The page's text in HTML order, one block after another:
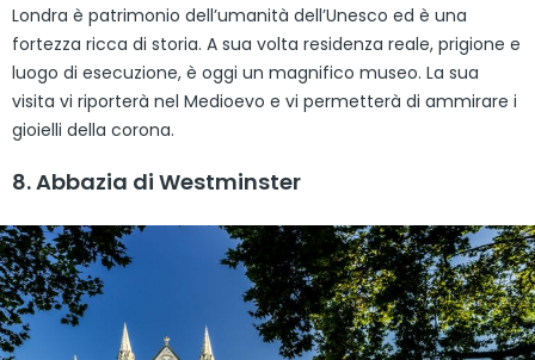
Londra è patrimonio dell’umanità dell’Unesco ed è una
fortezza ricca di storia. A sua volta residenza reale, prigione e
luogo di esecuzione, è oggi un magnifico museo. La sua
visita vi riporterà nel Medioevo e vi permetterà di ammirare i
gioielli della corona.
8. Abbazia di Westminster